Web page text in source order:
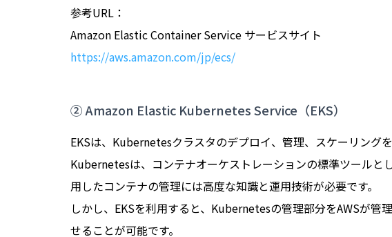
参考URL：
Amazon Elastic Container Service サービスサイト
https://aws.amazon.com/jp/ecs/
② Amazon Elastic Kubernetes Service（EKS）
EKSは、Kubernetesクラスタのデプロイ、管理、スケーリング
Kubernetesは、コンテナオーケストレーションの標準ツール
用したコンテナの管理には高度な知識と運用技術が必要です。
しかし、EKSを利用すると、Kubernetesの管理部分をAWSが管
せることが可能です。